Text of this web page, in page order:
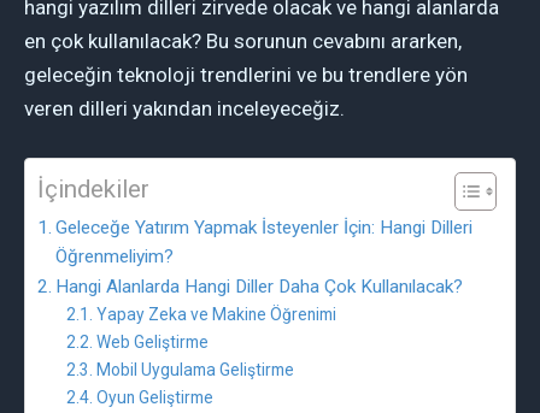
hangi yazılım dilleri zirvede olacak ve hangi alanlarda
en çok kullanılacak? Bu sorunun cevabını ararken,
geleceğin teknoloji trendlerini ve bu trendlere yön
veren dilleri yakından inceleyeceğiz.
İçindekiler
Geleceğe Yatırım Yapmak İsteyenler İçin: Hangi Dilleri
Öğrenmeliyim?
Hangi Alanlarda Hangi Diller Daha Çok Kullanılacak?
Yapay Zeka ve Makine Öğrenimi
Web Geliştirme
Mobil Uygulama Geliştirme
Oyun Geliştirme